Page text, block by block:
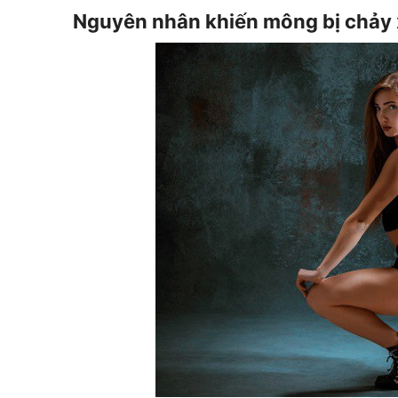
Nguyên nhân khiến mông bị chảy